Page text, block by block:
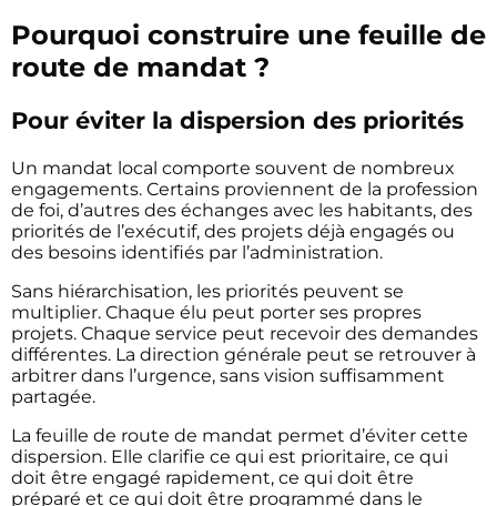
Pourquoi construire une feuille de
route de mandat ?
Pour éviter la dispersion des priorités
Un mandat local comporte souvent de nombreux
engagements. Certains proviennent de la profession
de foi, d’autres des échanges avec les habitants, des
priorités de l’exécutif, des projets déjà engagés ou
des besoins identifiés par l’administration.
Sans hiérarchisation, les priorités peuvent se
multiplier. Chaque élu peut porter ses propres
projets. Chaque service peut recevoir des demandes
différentes. La direction générale peut se retrouver à
arbitrer dans l’urgence, sans vision suffisamment
partagée.
La feuille de route de mandat permet d’éviter cette
dispersion. Elle clarifie ce qui est prioritaire, ce qui
doit être engagé rapidement, ce qui doit être
préparé et ce qui doit être programmé dans le